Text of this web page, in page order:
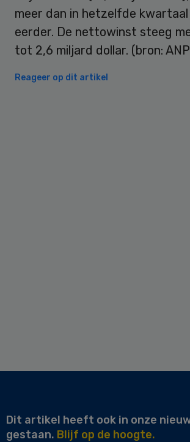
meer dan in hetzelfde kwartaal
eerder. De nettowinst steeg
tot 2,6 miljard dollar. (bron:
Reageer op dit artikel
Dit artikel heeft ook in onze
gestaan. Blijf op de hoogte.